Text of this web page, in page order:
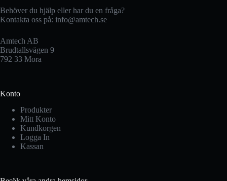
Behöver du hjälp eller har du en fråga?
Kontakta oss på: info@amtech.se
Amtech AB
Brudtallsvägen 9
792 33 Mora
Konto
Produkter
Mitt Konto
Kundkorgen
Logga In
Kassan